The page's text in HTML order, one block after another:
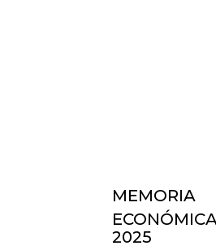
MEMORIA
2025